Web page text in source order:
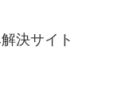
決サイト